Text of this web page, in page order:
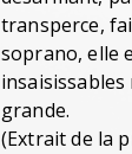
transperce,
soprano, elle
grande.
(Extrait de la